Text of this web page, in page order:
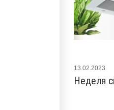
Неделя
13.02.2023